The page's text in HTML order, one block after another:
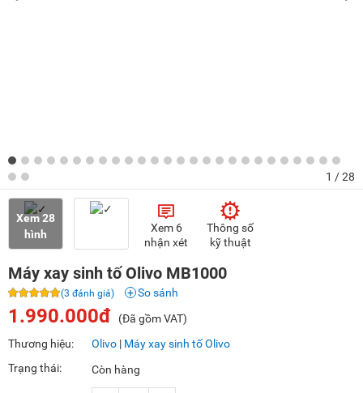
1 / 28
Xem 28
hình
Xem 6
nhận xét
Thông số
kỹ thuật
Máy xay sinh tố Olivo MB1000
(3 đánh giá) So sánh
1.990.000đ
(Đã gồm VAT)
Thương hiệu:
Olivo | Máy xay sinh tố Olivo
Trạng thái:
Còn hàng